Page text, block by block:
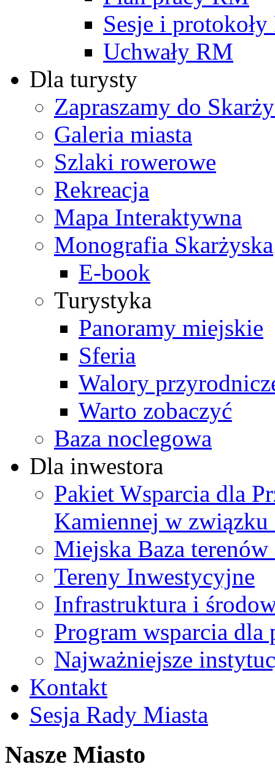
Sesje i
Uchwały RM
Dla turysty
Zapraszamy do
Galeria miasta
Szlaki rowerowe
Rekreacja
Mapa Interaktywna
Monografia Skarżyska
E-book
Turystyka
Panoramy miejskie
Sferia
Walory
Warto zobaczyć
Baza noclegowa
Dla inwestora
Pakiet Wsparcia dla
Kamiennej w
Miejska Baza
Tereny Inwestycyjne
Infrastruktura i
Program wsparcia
Najważniejsze
Kontakt
Sesja Rady Miasta
Nasze Miasto